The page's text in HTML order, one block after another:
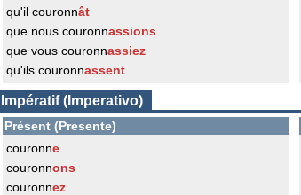
qu'il couronnât
que nous couronnassions
que vous couronnassiez
qu'ils couronnassent
Impératif (Imperativo)
Présent (Presente)
couronne
couronnons
couronnez